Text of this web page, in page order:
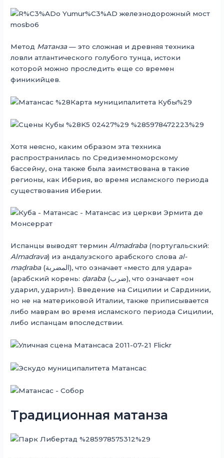
Метод Матанза— это сложная и древняя техника
ловли атлантического голубого тунца, истоки
которой можно проследить еще со времен
финикийцев.
Хотя неясно, каким образом эта техника
распространилась по Средиземноморскому
бассейну, она также была заимствована в такие
регионы, как Иберия, во время исламского периода
существования Иберии.
Испанцы выводят термин Almadraba(португальский:
Almadrava) из андалузского арабского слова al-
maḍraba(المضربة), что означает «место для удара»
(арабский корень: ḍaraba(ضرب), что означает «он
ударил, ударил»). Введение на Сицилии и Сардинии,
но не на материковой Италии, также приписывается
либо маврам во время исламского периода Сицилии,
либо испанцам впоследствии.
Традиционная матанза